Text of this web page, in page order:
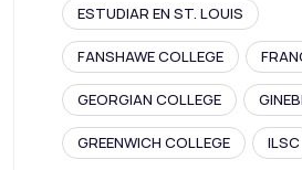
ESTUDIAR EN ST. LOUIS
FANSHAWE COLLEGE
GEORGIAN COLLEGE
GREENWICH COLLEGE ILSC